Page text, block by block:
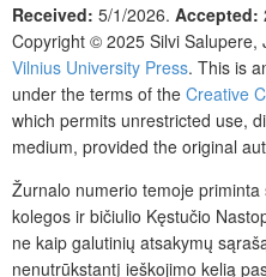
Received: 5/1/2026. Accepted:
Copyright © 2025 Silvi
Vilnius University Press. This is
under the terms of the Creative
which permits unrestricted use,
medium, provided the original
Žurnalo numerio temoje
kolegos ir bičiulio Kęstučio
ne kaip galutinių atsakymų
nenutrūkstantį ieškojimo kelią